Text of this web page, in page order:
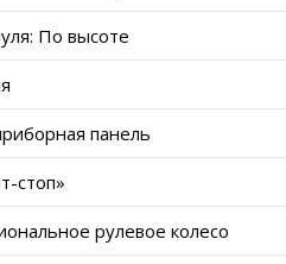
По высоте
панель
стоп»
рулевое колесо